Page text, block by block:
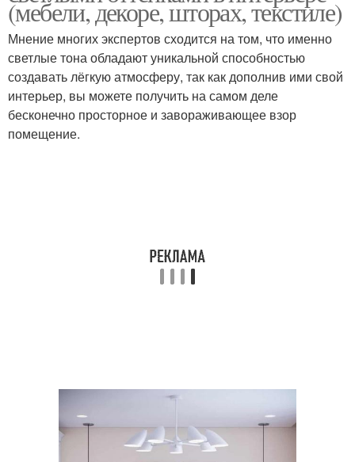
Мебель для спальни Современная спальня
Мебель для прихожей Мебель для маленькой
Система для спальни
Мебель из натуральных
Белая мебель Корпусная мебель
(мебели, декоре, шторах, текстиле)
Мнение многих экспертов сходится на том, что именно
светлые тона обладают уникальной способностью
создавать лёгкую атмосферу, так как дополнив ими свой
интерьер, вы можете получить на самом деле
бесконечно просторное и завораживающее взор
помещение.